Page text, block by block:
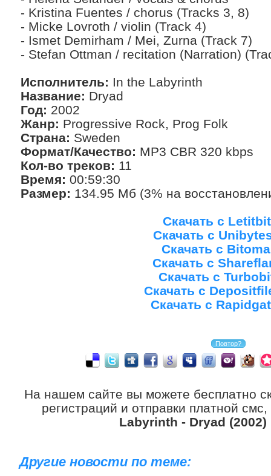
- Kristina Fuentes / chorus (Tracks 3, 8)
- Micke Lovroth / violin (Track 4)
- Ismet Demirham / Mei, Zurna (Track 7)
- Stefan Ottman / recitation (Narration)
Исполнитель: In the Labyrinth
Название: Dryad
Год: 2002
Жанр: Progressive Rock, Prog Folk
Страна: Sweden
Формат/Качество: MP3 CBR 320 kbps
Кол-во треков: 11
Время: 00:59:30
Размер: 134.95 Мб (3% на
Скачать с
Скачать с
Скачать с
Скачать с
Скачать с
Скачать с
Скачать с
На нашем сайте вы можете бесплатно
регистраций и отправки платной
Labyrinth - Dryad (2002)
Другие новости по теме: